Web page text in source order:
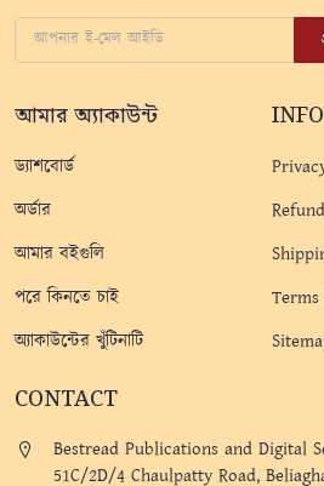
আমার অ্যাকাউন্ট
ড্যাশবোর্ড
অর্ডার
আমার বইগুলি
পরে কিনতে চাই
অ্যাকাউন্টের খুঁটিনাটি
CONTACT
Bestread Publications and Digital
51C/2D/4 Chaulpatty Road,